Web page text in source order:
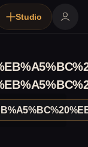
Studio